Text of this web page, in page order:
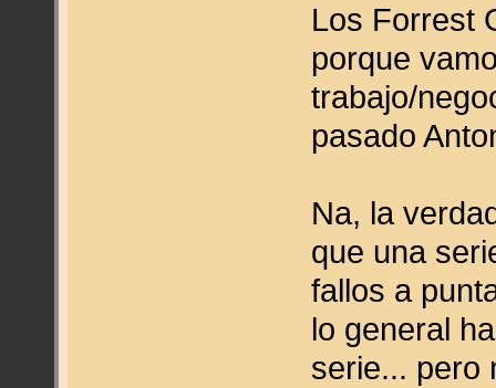
Los Forrest
porque
trabajo/
pasado
Na, la
que una
fallos a
lo general
serie... pero